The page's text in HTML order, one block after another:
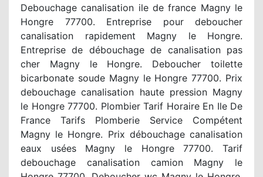
Debouchage canalisation ile de france Magny le
Hongre 77700. Entreprise pour deboucher
canalisation rapidement Magny le Hongre.
Entreprise de débouchage de canalisation pas
cher Magny le Hongre. Deboucher toilette
bicarbonate soude Magny le Hongre 77700. Prix
debouchage canalisation haute pression Magny
le Hongre 77700. Plombier Tarif Horaire En Ile De
France Tarifs Plomberie Service Compétent
Magny le Hongre. Prix débouchage canalisation
eaux usées Magny le Hongre 77700. Tarif
debouchage canalisation camion Magny le